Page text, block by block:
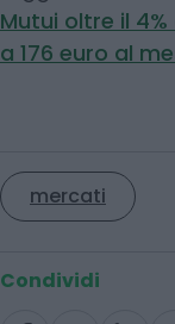
176 euro in più
Leggi anche: